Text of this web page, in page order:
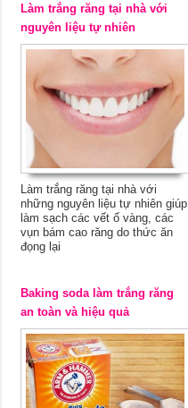
Làm trắng răng tại nhà với
nguyên liệu tự nhiên
Làm trắng răng tại nhà với
những nguyên liệu tự nhiên giúp
làm sạch các vết ố vàng, các
vụn bám cao răng do thức ăn
đọng lại
Baking soda làm trắng răng
an toàn và hiệu quả